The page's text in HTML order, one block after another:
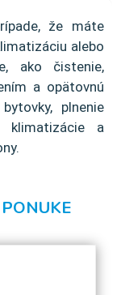
že máte
alebo
ako čistenie,
a opätovnú
plnenie
klimatizácie a